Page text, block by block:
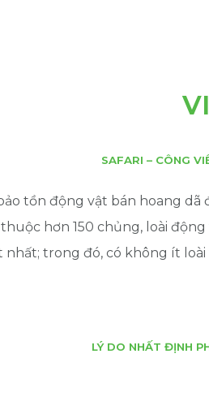
SAFARI – CÔNG
tồn động vật bán hoang
hơn 150 chủng, loài
trong đó, có không ít
LÝ DO NHẤT ĐỊNH